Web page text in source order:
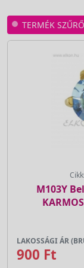
TERMÉK SZŰRŐ
M103Y
LAKOSSÁGI ÁR
900 Ft